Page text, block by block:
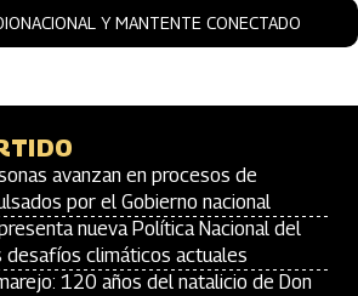
Y MANTENTE CONECTADO
avanzan en procesos de
por el Gobierno nacional
nueva Política Nacional del
desafíos climáticos actuales
120 años del natalicio de Don